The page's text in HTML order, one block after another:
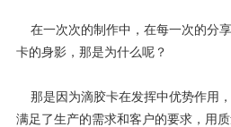
在一次次的制作中，在每一次的分
卡的身影，那是为什么呢？
那是因为滴胶卡在发挥中优势作用，
满足了生产的需求和客户的要求，用